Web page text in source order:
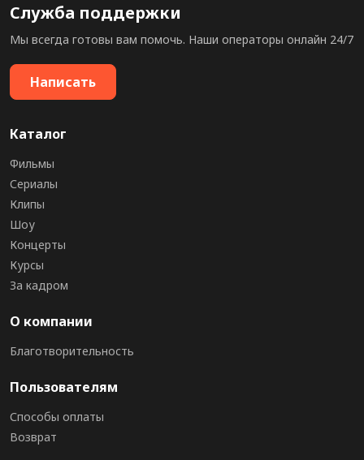
Служба поддержки
Мы всегда готовы вам помочь. Наши операторы онлайн 24/7
Написать
Каталог
Фильмы
Сериалы
Клипы
Шоу
Концерты
Курсы
За кадром
О компании
Благотворительность
Пользователям
Способы оплаты
Возврат